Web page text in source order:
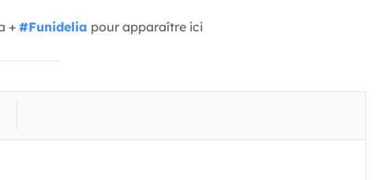
+ #Funidelia pour apparaître ici